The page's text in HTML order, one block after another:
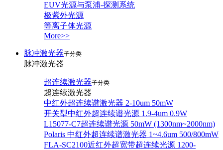
EUV光源与泵浦-探测系统
极紫外光源
等离子体光源
More>>
脉冲激光器子分类
脉冲激光器
超连续激光器子分类
超连续激光器
中红外超连续谱激光器 2-10um 50mW
开关型中红外超连续谱光源 1.9-4um 0.9W
L15077-C7超连续谱光源 50mW (1300nm~2000nm)
Polaris 中红外超连续谱激光器 1~4.6um 500/800mW
FLA-SC2100近红外超宽带超连续光源 1200-